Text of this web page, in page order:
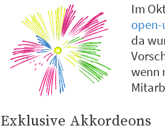
Im
da
wenn
Exklusive Akkordeons